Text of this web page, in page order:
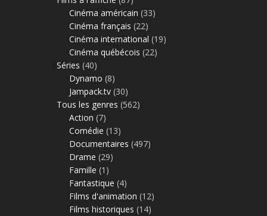
Cinéma américain (33)
Cinéma français (22)
Cinéma international (19)
Cinéma québécois (22)
Séries (40)
Dynamo (8)
Jampack.tv (30)
Tous les genres (562)
Action (7)
Comédie (13)
Documentaires (497)
Drame (29)
Famille (1)
Fantastique (4)
Films d'animation (12)
Films historiques (14)